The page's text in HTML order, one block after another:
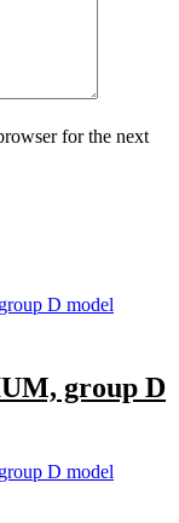
for the next
group D